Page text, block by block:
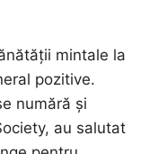
mintale la
pozitive.
numără și
au salutat